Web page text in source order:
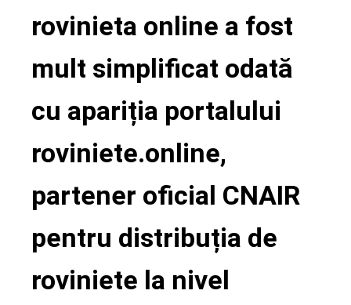
rovinieta online a fost
mult simplificat odată
cu apariția portalului
roviniete.online,
partener oficial CNAIR
pentru distribuția de
roviniete la nivel